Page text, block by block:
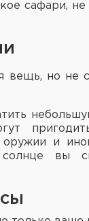
сафари,
вещь, но
и
вы